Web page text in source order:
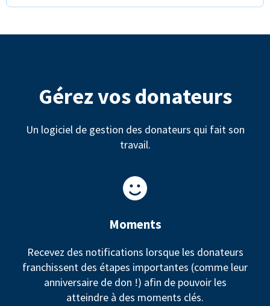
Gérez vos donateurs
Un logiciel de gestion des donateurs qui fait son
travail.
Moments
Recevez des notifications lorsque les donateurs
franchissent des étapes importantes (comme leur
anniversaire de don !) afin de pouvoir les
atteindre à des moments clés.